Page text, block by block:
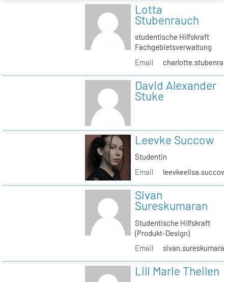
Lotta
Stubenrauch
studentische Hilfskraft
Fachgebietsverwaltung
Email
David Alexander
Stuke
Leevke Succow
Studentin
Email
Sivan
Sureskumaran
Studentische Hilfskraft
(Produkt-Design)
Email
Lili Marie Theilen